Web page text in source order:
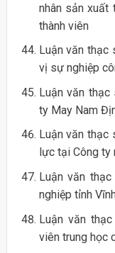
nhân sản xuất
thành viên
Luận văn thạc
vị sự nghiệp
Luận văn
ty May Nam
Luận văn thạc
lực tại Công
Luận văn
nghiệp tỉnh
Luận văn
viên trung học